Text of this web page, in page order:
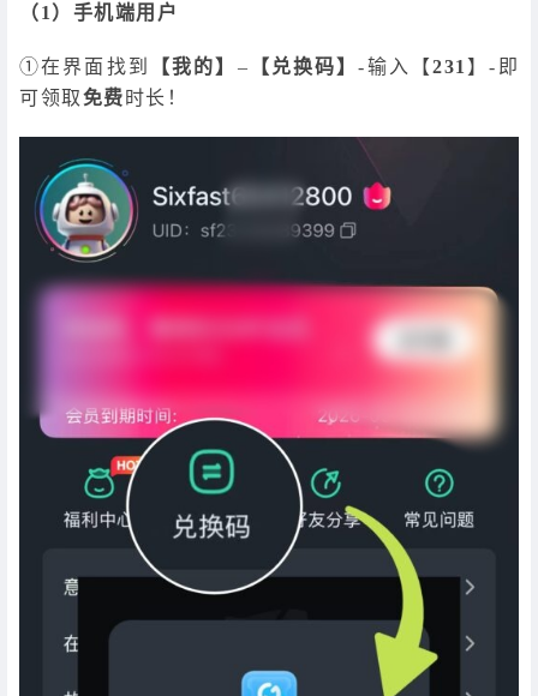
（1）手机端用户
①在界面找到 【我的】 – 【兑换码】-输入【231 】-即
可领取免费 时长！